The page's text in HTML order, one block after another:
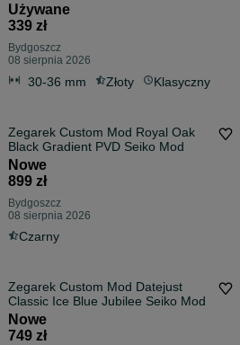
Używane
339 zł
Bydgoszcz
08 sierpnia 2026
30-36 mm Złoty Klasyczny
Zegarek Custom Mod Royal Oak
Black Gradient PVD Seiko Mod
Nowe
899 zł
Bydgoszcz
08 sierpnia 2026
Czarny
Zegarek Custom Mod Datejust
Classic Ice Blue Jubilee Seiko Mod
Nowe
749 zł